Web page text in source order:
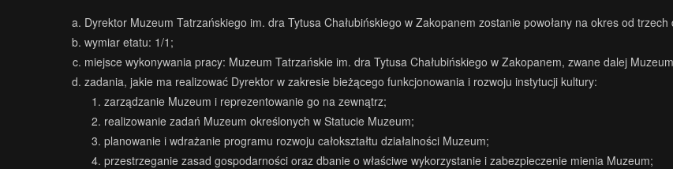
Dyrektor Muzeum Tatrzańskiego im. dra Tytusa Chałubińskiego w Zakopanem zostanie powołany na okres od trzech
wymiar etatu: 1/1;
miejsce wykonywania pracy: Muzeum Tatrzańskie im. dra Tytusa Chałubińskiego w Zakopanem, zwane dalej
zadania, jakie ma realizować Dyrektor w zakresie bieżącego funkcjonowania i rozwoju instytucji kultury:
zarządzanie Muzeum i reprezentowanie go na zewnątrz;
realizowanie zadań Muzeum określonych w Statucie Muzeum;
planowanie i wdrażanie programu rozwoju całokształtu działalności Muzeum;
przestrzeganie zasad gospodarności oraz dbanie o właściwe wykorzystanie i zabezpieczenie mienia Muzeum;